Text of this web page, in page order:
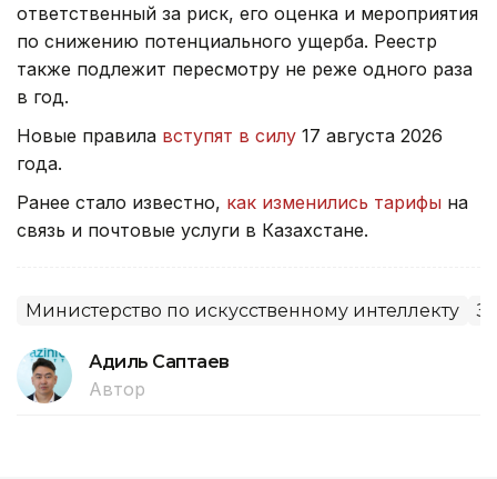
ответственный за риск, его оценка и мероприятия
по снижению потенциального ущерба. Реестр
также подлежит пересмотру не реже одного раза
в год.
Новые правила вступят в силу 17 августа 2026
года.
Ранее стало известно, как изменились тарифы на
связь и почтовые услуги в Казахстане.
Министерство по искусственному интеллекту
Адиль Саптаев
Автор